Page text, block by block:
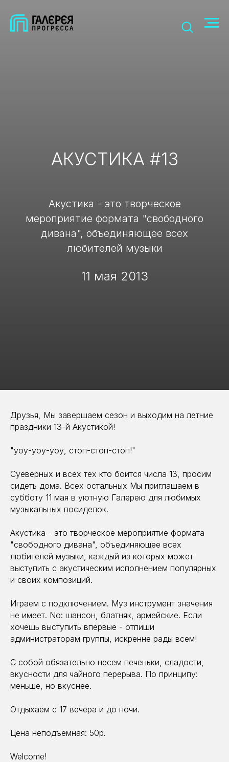
АКУСТИКА #13
Акустика - это творческое
мероприятие формата "свободного
дивана", объединяющее всех
любителей музыки
11 мая 2013
Друзья, Мы завершаем сезон и выходим на летние
праздники 13-й Акустикой!
"уоу-уоу-уоу, стоп-стоп-стоп!"
Суеверных и всех тех кто боится числа 13, просим
сидеть дома. Всех остальных Мы приглашаем в
субботу 11 мая в уютную Галерею для любимых
музыкальных посиделок.
Акустика - это творческое мероприятие формата
"свободного дивана", объединяющее всех
любителей музыки, каждый из которых может
выступить с акустическим исполнением популярных
и своих композиций.
Играем с подключением. Муз инструмент значения
не имеет. No: шансон, блатняк, армейские. Если
хочешь выступить впервые - отпиши
администраторам группы, искренне рады всем!
С собой обязательно несем печеньки, сладости,
вкусности для чайного перерыва. По принципу:
меньше, но вкуснее.
Отдыхаем с 17 вечера и до ночи.
Цена неподъемная: 50р.
Welcome!